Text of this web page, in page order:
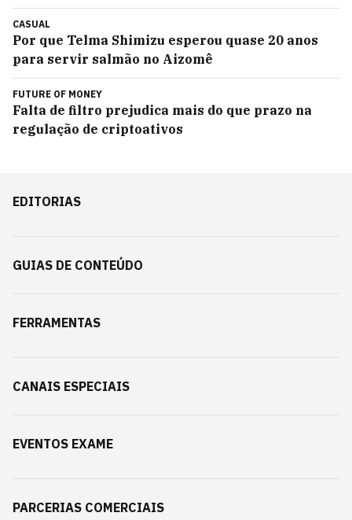
CASUAL
Por que Telma Shimizu esperou quase 20 anos
para servir salmão no Aizomê
FUTURE OF MONEY
Falta de filtro prejudica mais do que prazo na
regulação de criptoativos
EDITORIAS
GUIAS DE CONTEÚDO
FERRAMENTAS
CANAIS ESPECIAIS
EVENTOS EXAME
PARCERIAS COMERCIAIS